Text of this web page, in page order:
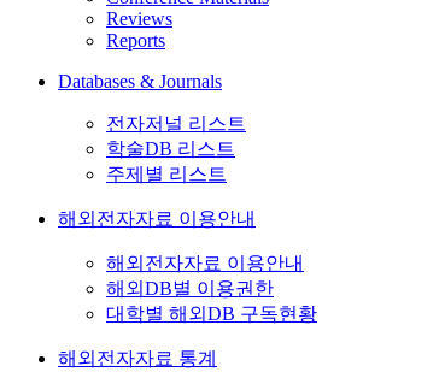
Reviews
Reports
Databases & Journals
전자저널 리스트
학술DB 리스트
주제별 리스트
해외전자자료 이용안내
해외전자자료 이용안내
해외DB별 이용권한
대학별 해외DB 구독현황
해외전자자료 통계